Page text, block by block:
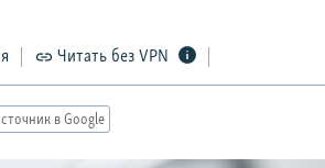
Читать без VPN
в Google